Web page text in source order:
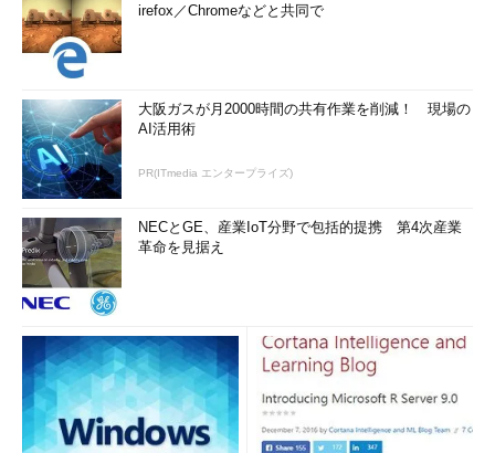
irefox／Chromeなどと共同で
大阪ガスが月2000時間の共有作業を削減！ 現場の
AI活用術
PR(ITmedia エンタープライズ)
NECとGE、産業IoT分野で包括的提携 第4次産業
革命を見据え